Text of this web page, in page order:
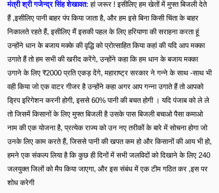
मंत्री श्री गजेन्द्र सिंह शेखावत: हां जरूर ! इसीलिए हम खेतों में मुफ्त बिजली देते
हैं ,इसीलिए पानी बाहर पंप किया जाता है, और हम इसे बिना किसी चिंता के बाहर
निकालते रहते हैं, इसीलिए मैं इसकी पहल के लिए हरियाणा की सराहना करता हूं
उन्होंने धान के बजाय मक्के की वृद्धि को प्रोत्साहित किया कहां की यदि आप मक्का
उगाते हैं तो हम सभी की खरीद करेंगे, उन्होंने कहा कि हम धान के बजाय मक्का
उगाने के लिए ₹2000 प्रति एकड़ देंगे, महाराष्ट्र सरकार ने गन्ने के साथ -साथ भी
वही किया जो एक वाटर गीजर है उन्होंने कहा अगर आप गन्ना उगाते हैं तो आपको
ड्रिप इरिगेशन करनी होगी, इससे 60% पानी की बचत होगी । यदि पंजाब को ले ले
तो जिसमें किसानों के लिए मुफ्त बिजली है उसके पास बिजली बचाओ पैसा कमाओ
नाम की एक योजना है, प्रत्येक राज्य को उन नए तरीकों के बारे में सोचना होगा जो
उनके लिए काम करते हैं, जिससे पानी की खपत कम हो और किसानों की आय भी हो,
हमने एक संकल्प लिया है कि कुछ ही दिनों में सभी जलविदों को दिखाने के लिए 240
जलयुक्त जिलों को मैप किया जाएगा, और इस संबंध में एक टीम गठित कर ,इस पर
शोध करेगी